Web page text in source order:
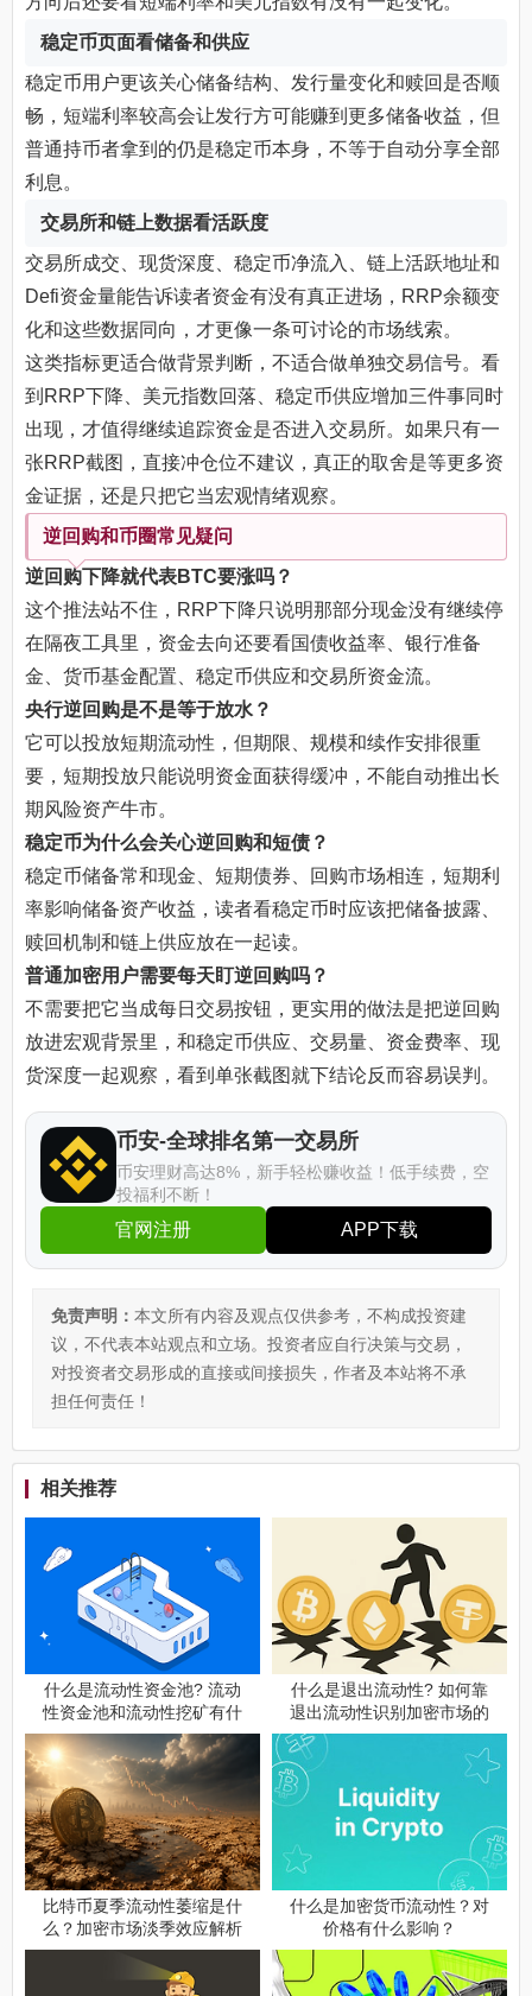
稳定币页面看储备和供应
稳定币用户更该关心储备结构、发行量变化和赎回是否顺
畅，短端利率较高会让发行方可能赚到更多储备收益，但
普通持币者拿到的仍是稳定币本身，不等于自动分享全部
利息。
交易所和链上数据看活跃度
交易所成交、现货深度、稳定币净流入、链上活跃地址和
Defi资金量能告诉读者资金有没有真正进场，RRP余额变
化和这些数据同向，才更像一条可讨论的市场线索。
这类指标更适合做背景判断，不适合做单独交易信号。看
到RRP下降、美元指数回落、稳定币供应增加三件事同时
出现，才值得继续追踪资金是否进入交易所。如果只有一
张RRP截图，直接冲仓位不建议，真正的取舍是等更多资
金证据，还是只把它当宏观情绪观察。
逆回购和币圈常见疑问
逆回购下降就代表BTC要涨吗？
这个推法站不住，RRP下降只说明那部分现金没有继续停
在隔夜工具里，资金去向还要看国债收益率、银行准备
金、货币基金配置、稳定币供应和交易所资金流。
央行逆回购是不是等于放水？
它可以投放短期流动性，但期限、规模和续作安排很重
要，短期投放只能说明资金面获得缓冲，不能自动推出长
期风险资产牛市。
稳定币为什么会关心逆回购和短债？
稳定币储备常和现金、短期债券、回购市场相连，短期利
率影响储备资产收益，读者看稳定币时应该把储备披露、
赎回机制和链上供应放在一起读。
普通加密用户需要每天盯逆回购吗？
不需要把它当成每日交易按钮，更实用的做法是把逆回购
放进宏观背景里，和稳定币供应、交易量、资金费率、现
货深度一起观察，看到单张截图就下结论反而容易误判。
币安-全球排名第一交易所
币安理财高达8%，新手轻松赚收益！低手续费，空
投福利不断！
官网注册 APP下载
免责声明： 本文所有内容及观点仅供参考，不构成投资建
议，不代表本站观点和立场。投资者应自行决策与交易，
对投资者交易形成的直接或间接损失，作者及本站将不承
担任何责任！
相关推荐
什么是流动性资金池? 流动
性资金池和流动性挖矿有什
么关系?
什么是退出流动性? 如何靠
退出流动性识别加密市场的
流动性陷阱?
比特币夏季流动性萎缩是什
么？加密市场淡季效应解析
什么是加密货币流动性？对
价格有什么影响？